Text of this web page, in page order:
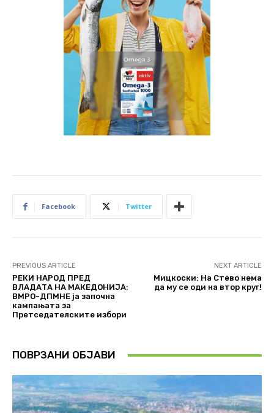
Facebook Twitter
PREVIOUS ARTICLE
РЕКИ НАРОД ПРЕД
ВЛАДАТА НА МАКЕДОНИЈА:
ВМРО-ДПМНЕ ја започна
кампањата за
Претседателските избори
NEXT ARTICLE
Мицкоски: На Стево нема
да му се оди на втор круг!
ПОВРЗАНИ ОБЈАВИ